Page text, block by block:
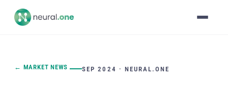
← MARKET NEWS SEP 2024 · NEURAL.ONE